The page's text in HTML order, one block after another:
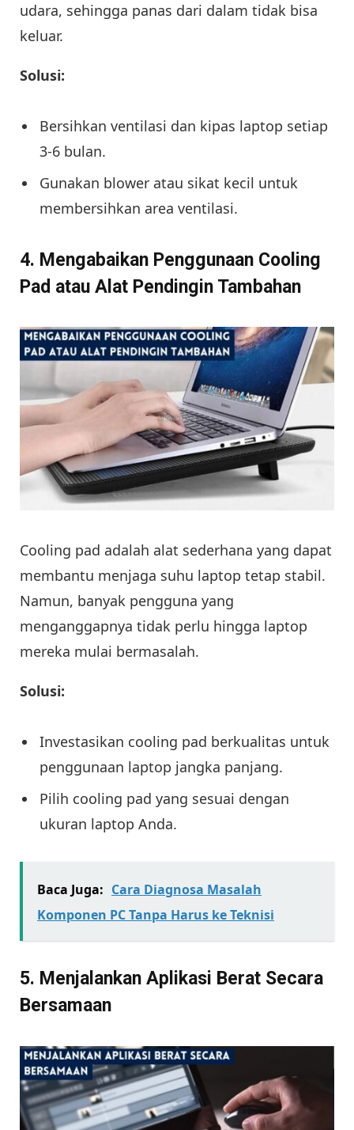
udara, sehingga panas dari dalam tidak bisa
keluar.
Solusi:
Bersihkan ventilasi dan kipas laptop setiap
3-6 bulan.
Gunakan blower atau sikat kecil untuk
membersihkan area ventilasi.
4. Mengabaikan Penggunaan Cooling
Pad atau Alat Pendingin Tambahan
Cooling pad adalah alat sederhana yang dapat
membantu menjaga suhu laptop tetap stabil.
Namun, banyak pengguna yang
menganggapnya tidak perlu hingga laptop
mereka mulai bermasalah.
Solusi:
Investasikan cooling pad berkualitas untuk
penggunaan laptop jangka panjang.
Pilih cooling pad yang sesuai dengan
ukuran laptop Anda.
Baca Juga: Cara Diagnosa Masalah
Komponen PC Tanpa Harus ke Teknisi
5. Menjalankan Aplikasi Berat Secara
Bersamaan